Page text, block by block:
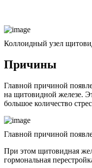
Коллоидный узел
Причины
Главной причиной
на щитовидной железе.
большое количество
Главной причиной
При этом щитовидная
гормональная